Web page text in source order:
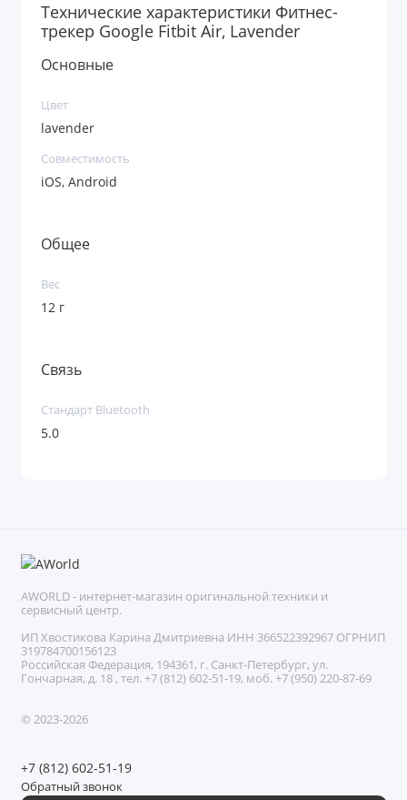
Технические характеристики Фитнес-
трекер Google Fitbit Air, Lavender
Основные
Цвет
lavender
Совместимость
iOS, Android
Общее
Вес
12 г
Связь
Стандарт Bluetooth
5.0
AWORLD - интернет-магазин оригинальной техники и
сервисный центр.
ИП Хвостикова Карина Дмитриевна ИНН 366522392967 ОГРНИП
319784700156123
Российская Федерация, 194361, г. Санкт-Петербург, ул.
Гончарная, д. 18 , тел. +7 (812) 602-51-19, моб. +7 (950) 220-87-69
© 2023-2026
+7 (812) 602-51-19
Обратный звонок